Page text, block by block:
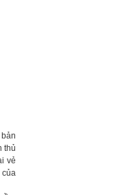
thủ
vẻ